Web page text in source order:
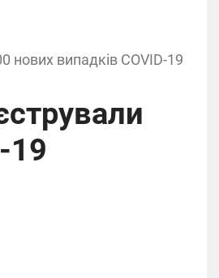
нових випадків COVID-19
19